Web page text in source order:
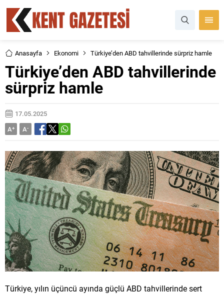
Anasayfa Ekonomi Türkiye’den ABD tahvillerinde sürpriz hamle
Türkiye’den ABD tahvillerinde
sürpriz hamle
17.05.2025
A+ A-
Türkiye, yılın üçüncü ayında güçlü ABD tahvillerinde sert